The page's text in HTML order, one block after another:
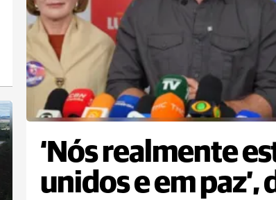
‘Nós realmente
unidos e em paz’,